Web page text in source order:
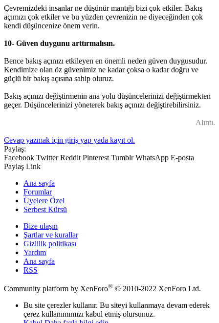
Çevremizdeki insanlar ne düşünür mantığı bizi çok etkiler. Bakış
açımızı çok etkiler ve bu yüzden çevrenizin ne diyeceğinden çok
kendi düşüncenize önem verin.
10- Güven duygunu arttırmalısın.
Bence bakış açınızı etkileyen en önemli neden güven duygusudur.
Kendimize olan öz güvenimiz ne kadar çoksa o kadar doğru ve
güçlü bir bakış açısına sahip oluruz.
Bakış açınızı değiştirmenin ana yolu düşüncelerinizi değiştirmekten
geçer. Düşüncelerinizi yöneterek bakış açınızı değiştirebilirsiniz.
Alıntı.
Cevap yazmak için giriş yap yada kayıt ol.
Paylaş:
Facebook Twitter Reddit Pinterest Tumblr WhatsApp E-posta
Paylaş Link
Ana sayfa
Forumlar
Üyelere Özel
Serbest Kürsü
Bize ulaşın
Şartlar ve kurallar
Gizlilik politikası
Yardım
Ana sayfa
RSS
Community platform by XenForo® © 2010-2022 XenForo Ltd.
Bu site çerezler kullanır. Bu siteyi kullanmaya devam ederek
çerez kullanımımızı kabul etmiş olursunuz.